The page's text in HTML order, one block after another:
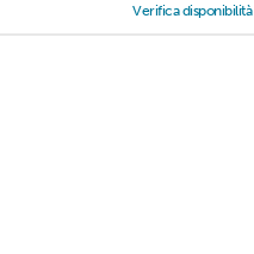
Verifica disponibilità